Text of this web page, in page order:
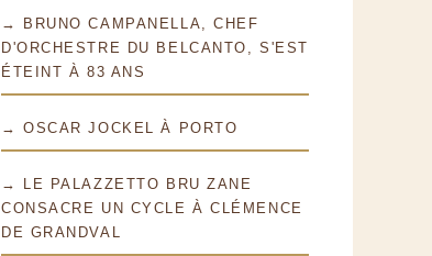
→ BRUNO CAMPANELLA, CHEF
D'ORCHESTRE DU BELCANTO, S'EST
ÉTEINT À 83 ANS
→ OSCAR JOCKEL À PORTO
→ LE PALAZZETTO BRU ZANE
CONSACRE UN CYCLE À CLÉMENCE
DE GRANDVAL